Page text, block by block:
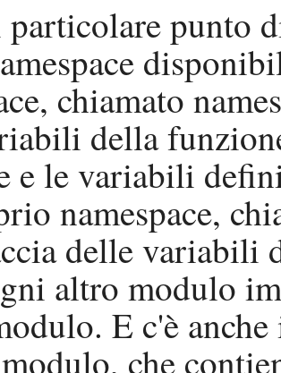
punto
chiamato
della
e le variabili
namespace,
delle variabili
altro modulo
E c'è
che